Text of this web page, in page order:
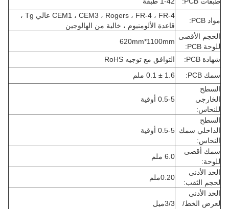
مواد PCB:
CEM1 ، CEM3 ، Rogers ، FR-4 ، FR-4 عالي Tg ،
قاعدة الألومنيوم ، خالية من الهالوجين
الحجم الأقصى
للوحة PCB:
620mm*1100mm
شهادة PCB:
التوافق مع توجيه RoHS
سمك PCB:
1.6 ± 0.1 ملم
السطح
الخارجي
للنحاس:
0.5-5 أوقية
السطح
الداخلي سمك
النحاس:
0.5-5 أوقية
سمك أقصى
للوحة:
6.0 ملم
الحد الأدنى
لحجم الثقب:
0.20ملم
الحد الأدنى
لعرض الخط/
3/3ميل